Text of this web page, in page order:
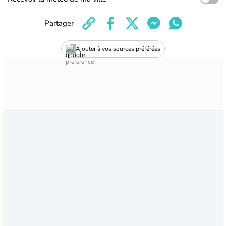
Ajouter à vos sources préférées
Partager